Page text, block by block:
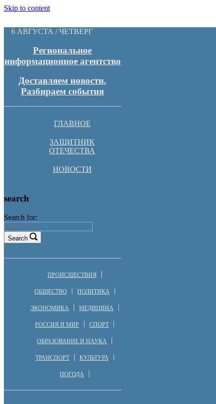
Skip to content
6 АВГУСТА / ЧЕТВЕРГ
Региональное
информационное агентство
Доставляем новости.
Разбираем события
ГЛАВНОЕ
ЗАЩИТНИК
ОТЕЧЕСТВА
НОВОСТИ
search
Search for:
Search
ПРОИСШЕСТВИЯ
ОБЩЕСТВО ПОЛИТИКА
ЭКОНОМИКА МЕДИЦИНА
РОССИЯ И МИР СПОРТ
ОБРАЗОВАНИЕ И НАУКА
ТРАНСПОРТ КУЛЬТУРА
ПОГОДА